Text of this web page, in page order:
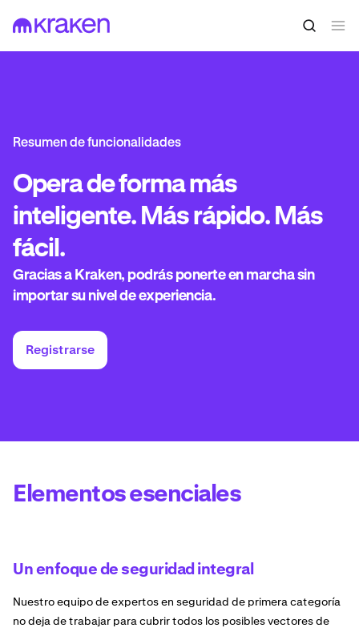
Resumen de funcionalidades
Operade forma más
inteligente. Más rápido. Más
fácil.
Gracias a Kraken, podrás ponerte en marcha sin
importar su nivel de experiencia.
Registrarse
Elementos esenciales
Un enfoque de seguridad integral
Nuestro equipo de expertos en seguridad de primera categoría
no deja de trabajar para cubrir todos los posibles vectores de